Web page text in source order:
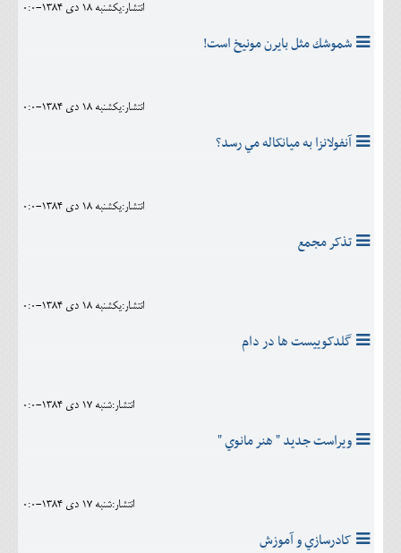
انتشار:يکشنبه 18 دی 1384-0:0
شموشك مثل بايرن مونيخ است!
انتشار:يکشنبه 18 دی 1384-0:0
آنفولانزا به ميانکاله مي رسد؟
انتشار:يکشنبه 18 دی 1384-0:0
تذکر مجمع
انتشار:يکشنبه 18 دی 1384-0:0
گلدکوييست ها در دام
انتشار:شنبه 17 دی 1384-0:0
ويراست جديد " هنر مانوي "
انتشار:شنبه 17 دی 1384-0:0
کادرسازي و آموزش